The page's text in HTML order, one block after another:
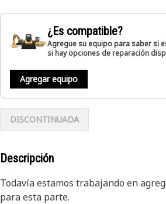
¿Es compatible?
Agregue su equipo para saber si
si hay opciones de reparación
Agregar equipo
DISCONTINUADA
Descripción
Todavía estamos trabajando en
para esta parte.